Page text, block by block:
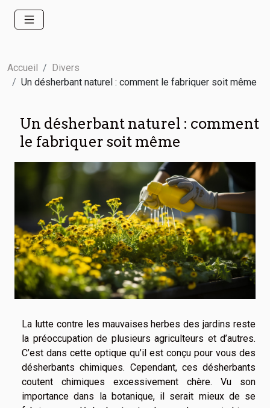
Accueil
Divers
Un désherbant naturel : comment le fabriquer soit même
Un désherbant naturel : comment
le fabriquer soit même
La lutte contre les mauvaises herbes des jardins reste
la préoccupation de plusieurs agriculteurs et d’autres.
C’est dans cette optique qu’il est conçu pour vous des
désherbants chimiques. Cependant, ces désherbants
coutent chimiques excessivement chère. Vu son
importance dans la botanique, il serait mieux de se